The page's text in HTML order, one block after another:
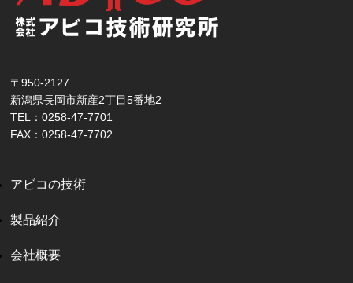
〒950-2127
新潟県長岡市新産2丁目5番地2
TEL：0258-47-7701
FAX：0258-47-7702
アビコの技術
製品紹介
会社概要